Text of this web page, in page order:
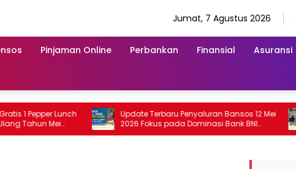
Jumat, 7 Agustus 2026
Pinjaman Online Perbankan Finansial Asuransi
1 Pepper Lunch
Tahun Mei
Update Terbaru Penyaluran Bansos 12 Mei
2026 Fokus pada Dominasi Bank BNI
serta Struk BRI